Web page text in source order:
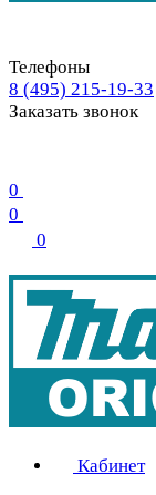
Телефоны
8 (495) 215-19-33
Заказать звонок
0
0
0
Кабинет